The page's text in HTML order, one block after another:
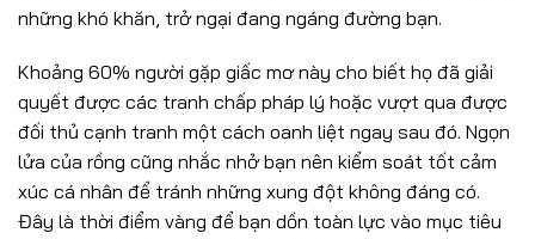
những khó khăn, trở ngại đang ngáng đường bạn.
Khoảng 60% người gặp giấc mơ này cho biết họ đã giải
quyết được các tranh chấp pháp lý hoặc vượt qua được
đối thủ cạnh tranh một cách oanh liệt ngay sau đó. Ngọn
lửa của rồng cũng nhắc nhở bạn nên kiểm soát tốt cảm
xúc cá nhân để tránh những xung đột không đáng có.
Đây là thời điểm vàng để bạn dồn toàn lực vào mục tiêu